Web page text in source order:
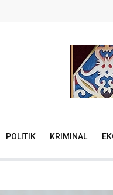
POLITIK KRIMINAL